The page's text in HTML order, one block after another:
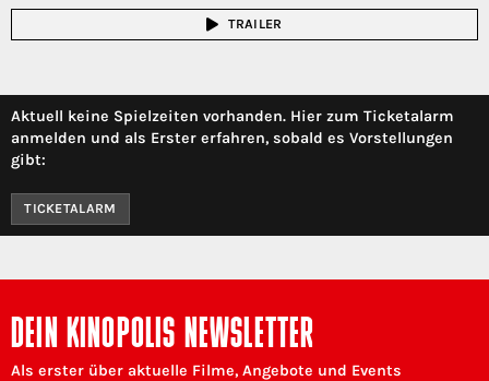
TRAILER
Aktuell keine Spielzeiten vorhanden. Hier zum Ticketalarm
anmelden und als Erster erfahren, sobald es Vorstellungen
gibt:
TICKETALARM
DEIN KINOPOLIS NEWSLETTER
Als erster über aktuelle Filme, Angebote und Events